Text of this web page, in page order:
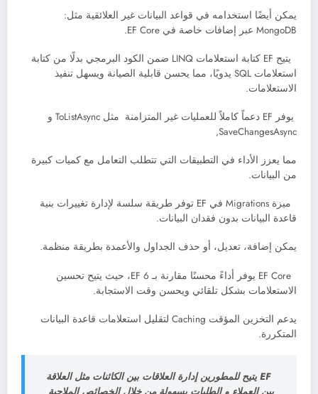
يمكن أيضًا استخدامه في قواعد البيانات غير العلائقية مثل:
MongoDB عبر إضافات خاصة في EF Core.
يتيح EF كتابة استعلامات LINQ ضمن الكود البرمجي بدلًا من كتابة
استعلامات SQL يدويًا، مما يحسن قابلية الصيانة ويسهل تنفيذ
الاستعلامات.
يوفر EF دعماً كاملاً للعمليات غير المتزامنة مثل ToListAsync و
SaveChangesAsync,
مما يعزز الأداء في التطبيقات التي تتطلب التعامل مع كميات كبيرة
من البيانات.
ميزة Migrations في EF توفر طريقة سلسة لإدارة تغييرات بنية
قاعدة البيانات بدون فقدان البيانات.
يمكن إضافة، تعديل، أو حذف الجداول والأعمدة بطريقة منظمة.
EF Core يوفر أداءً محسنًا مقارنة بـ EF 6، حيث يتيح تحسين
الاستعلامات بشكل تلقائي ويحسن وقت الاستجابة.
يدعم التخزين المؤقت Caching لتقليل استعلامات قاعدة البيانات
المتكررة.
EF يتيح للمطورين إدارة العلاقات بين الكائنات مثل العلاقة